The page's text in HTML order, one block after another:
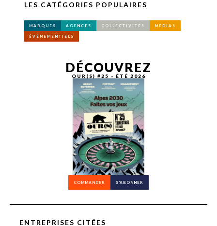
LES CATÉGORIES POPULAIRES
MARQUES AGENCES COLLECTIVITÉS MÉDIAS
ÉVÉNEMENTIELS
DÉCOUVREZ
OUR(S) #25 - ÉTÉ 2026
COMMANDER S’ABONNER
ENTREPRISES CITÉES